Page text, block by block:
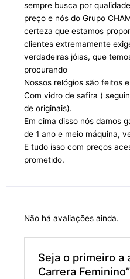
sempre busca por
preço e nós do Grupo
certeza que estamos
clientes extremamente
verdadeiras jóias, que
procurando
Nossos relógios são feitos
Com vidro de safira (
de originais).
Em cima disso nós damos
de 1 ano e meio máquina,
E tudo isso com preços
prometido.
Não há avaliações ainda.
Seja o primeiro a
Carrera Feminino”